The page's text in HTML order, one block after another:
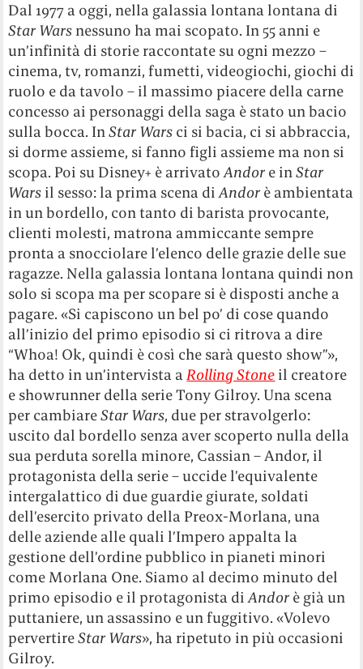
Dal 1977 a oggi, nella galassia lontana lontana di
Star Wars nessuno ha mai scopato. In 55 anni e
un’infinità di storie raccontate su ogni mezzo –
cinema, tv, romanzi, fumetti, videogiochi, giochi di
ruolo e da tavolo – il massimo piacere della carne
concesso ai personaggi della saga è stato un bacio
sulla bocca. InStar Wars ci si bacia, ci si abbraccia,
si dorme assieme, si fanno figli assieme ma non si
scopa. Poi su Disney+ è arrivatoAndor e inStar
Wars il sesso: la prima scena diAndor è ambientata
in un bordello, con tanto di barista provocante,
clienti molesti, matrona ammiccante sempre
pronta a snocciolare l’elenco delle grazie delle sue
ragazze. Nella galassia lontana lontana quindi non
solo si scopa ma per scopare si è disposti anche a
pagare. «Si capiscono un bel po’ di cose quando
all’inizio del primo episodio si ci ritrova a dire
“Whoa! Ok, quindi è così che sarà questo show”»,
ha detto in un’intervista aRolling Stone il creatore
e showrunner della serie Tony Gilroy. Una scena
per cambiareStar Wars, due per stravolgerlo:
uscito dal bordello senza aver scoperto nulla della
sua perduta sorella minore, Cassian – Andor, il
protagonista della serie – uccide l’equivalente
intergalattico di due guardie giurate, soldati
dell’esercito privato della Preox-Morlana, una
delle aziende alle quali l’Impero appalta la
gestione dell’ordine pubblico in pianeti minori
come Morlana One. Siamo al decimo minuto del
primo episodio e il protagonista diAndor è già un
puttaniere, un assassino e un fuggitivo. «Volevo
pervertireStar Wars», ha ripetuto in più occasioni
Gilroy.